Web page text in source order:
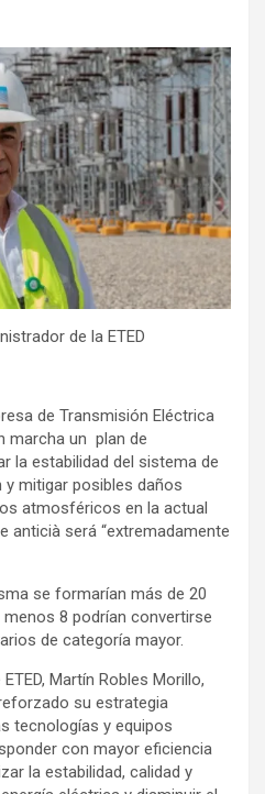
de la ETED
de Transmisión Eléctrica
marcha un plan de
la estabilidad del sistema de
mitigar posibles daños
atmosféricos en la actual
anticià será “extremadamente
se formarían más de 20
8 podrían convertirse
de categoría mayor.
Martín Robles Morillo,
su estrategia
tecnologías y equipos
con mayor eficiencia
la estabilidad, calidad y